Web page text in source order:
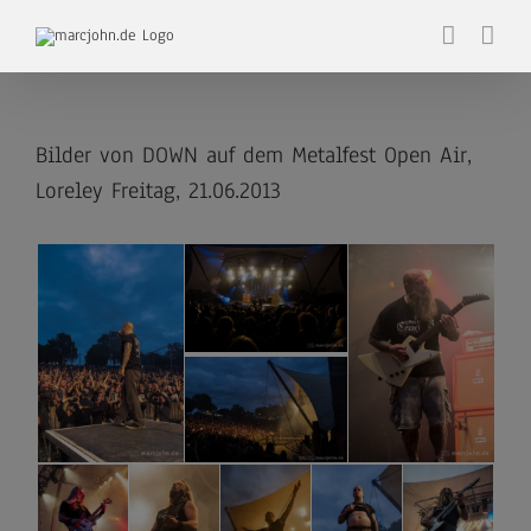
Inhalt
springen
Bilder von DOWN auf dem Metalfest Open Air,
Loreley Freitag, 21.06.2013